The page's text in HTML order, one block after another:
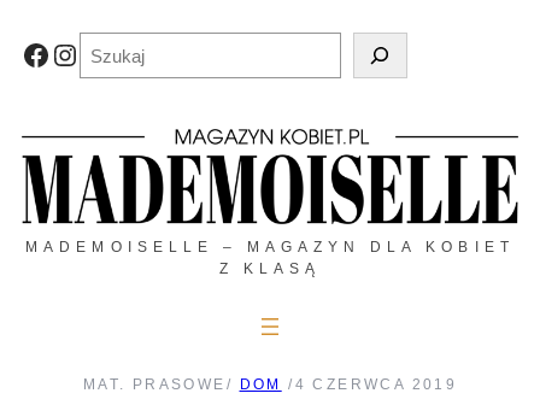
treściFacebook
Instagram
MADEMOISELLE – MAGAZYN DLA KOBIET
Z KLASĄ
MAT. PRASOWE / DOM / 4 CZERWCA 2019